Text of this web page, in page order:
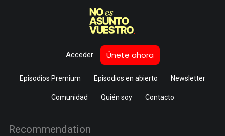
Acceder Únete ahora
Episodios Premium Episodios en abierto Newsletter
Comunidad Quién soy Contacto
Recommendation